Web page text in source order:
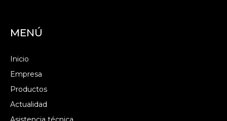
MENÚ
Inicio
Empresa
Productos
Actualidad